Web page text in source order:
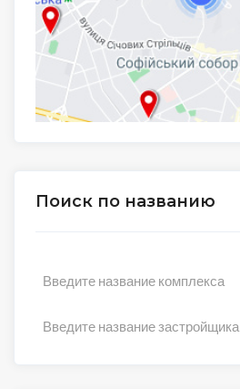
Поиск по названию
Введите название комплекса
Введите название застройщика